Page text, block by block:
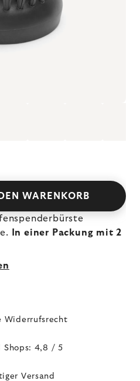
WARENKORB
In einer Packung mit 2
Widerrufsrecht
Shops: 4,8 / 5
Versand